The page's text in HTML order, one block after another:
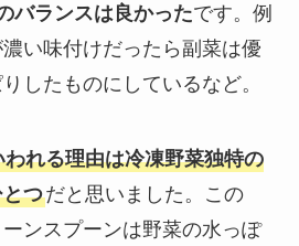
バランスは良かったです。例
い味付けだったら副菜は優
したものにしているなど。
れる理由は冷凍野菜独特の
つだと思いました。この
ンスプーンは野菜の水っぽ